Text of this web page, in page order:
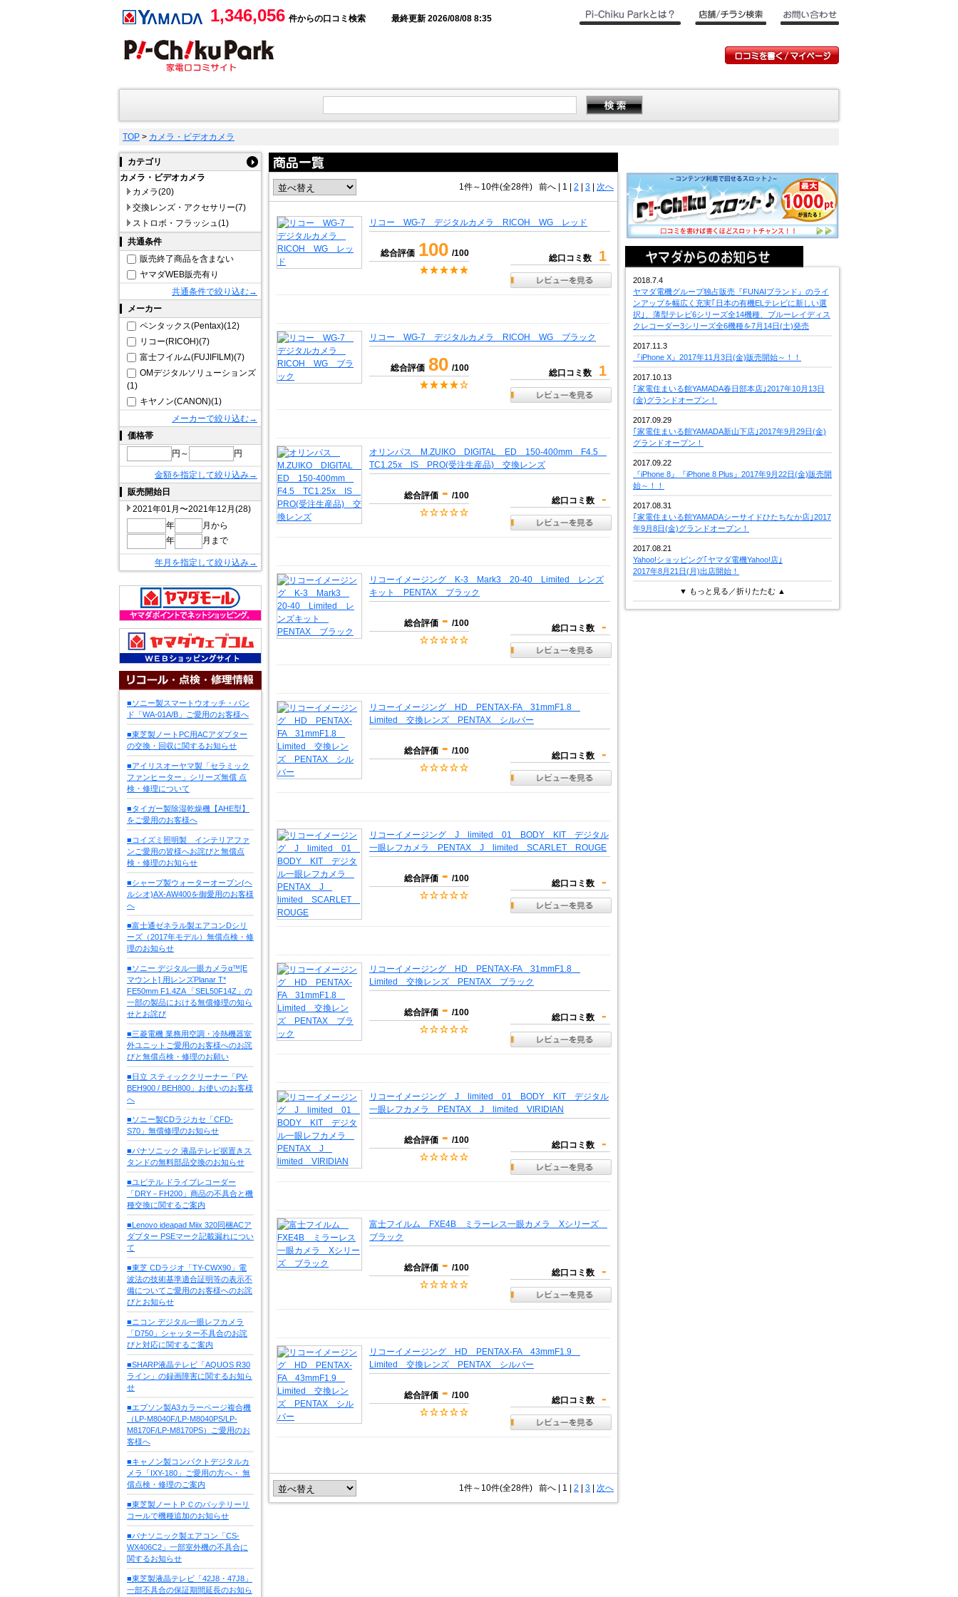
1,346,056 件からの口コミ検索 最終更新 2026/08/08 8:35
TOP > カメラ・ビデオカメラ
カテゴリ
カメラ・ビデオカメラ
カメラ(20)
交換レンズ・アクセサリー(7)
ストロボ・フラッシュ(1)
共通条件
販売終了商品を含まない
ヤマダWEB販売有り
共通条件で絞り込む→
メーカー
ペンタックス(Pentax)(12)
リコー(RICOH)(7)
富士フイルム(FUJIFILM)(7)
OMデジタルソリューションズ
(1)
キヤノン(CANON)(1)
メーカーで絞り込む→
価格帯
円～
円
金額を指定して絞り込み→
販売開始日
2021年01月〜2021年12月(28)
年
月から
年
月まで
年月を指定して絞り込み→
■ソニー製スマートウオッチ・バン
ド「WA-01A/B」ご愛用のお客様へ
■東芝製ノートPC用ACアダプター
の交換・回収に関するお知らせ
■アイリスオーヤマ製「セラミック
ファンヒーター」シリーズ無償 点
検・修理について
■タイガー製除湿乾燥機【AHE型】
をご愛用のお客様へ
■コイズミ照明製 インテリアファ
ンご愛用の皆様へお詫びと無償点
検・修理のお知らせ
■シャープ製ウォーターオーブン(ヘ
ルシオ)AX-AW400を御愛用のお客様
へ
■富士通ゼネラル製エアコンDシリ
ーズ（2017年モデル）無償点検・修
理のお知らせ
■ソニー デジタル一眼カメラα™[E
マウント] 用レンズPlanar T*
FE50mm F1.4ZA 「SEL50F14Z」の
一部の製品における無償修理の知ら
せとお詫び
■三菱電機 業務用空調・冷熱機器室
外ユニットご愛用のお客様へのお詫
びと無償点検・修理のお願い
■日立 スティッククリーナー「PV-
BEH900 / BEH800」お使いのお客様
へ
■ソニー製CDラジカセ「CFD-
S70」無償修理のお知らせ
■パナソニック 液晶テレビ据置きス
タンドの無料部品交換のお知らせ
■ユピテル ドライブレコーダー
「DRY－FH200」商品の不具合と機
種交換に関するご案内
■Lenovo ideapad Miix 320同梱ACア
ダプター PSEマーク記載漏れについ
て
■東芝 CDラジオ「TY-CWX90」電
波法の技術基準適合証明等の表示不
備についてご愛用のお客様へのお詫
びとお知らせ
■ニコン デジタル一眼レフカメラ
「D750」シャッター不具合のお詫
びと対応に関するご案内
■SHARP液晶テレビ「AQUOS R30
ライン」の録画障害に関するお知ら
せ
■エプソン製A3カラーページ複合機
（LP-M8040F/LP-M8040PS/LP-
M8170F/LP-M8170PS）ご愛用のお
客様へ
■キャノン製コンパクトデジタルカ
メラ「IXY-180」ご愛用の方へ・ 無
償点検・修理のご案内
■東芝製ノートＰＣのバッテリーリ
コールで機種追加のお知らせ
■パナソニック製エアコン「CS-
WX406C2」一部室外機の不具合に
関するお知らせ
■東芝製液晶テレビ「42J8・47J8」
一部不具合の保証期間延長のお知ら
1件～10件(全28件) 前へ 1 | 2 3 次へ
リコー WG-7 デジタルカメラ RICOH WG レッド
総合評価 100 /100 総口コミ数 1
リコー WG-7 デジタルカメラ RICOH WG ブラック
総合評価 80 /100 総口コミ数 1
オリンパス M.ZUIKO DIGITAL ED 150-400mm F4.5
TC1.25x IS PRO(受注生産品) 交換レンズ
総合評価 - /100 総口コミ数 -
リコーイメージング K-3 Mark3 20-40 Limited レンズ
キット PENTAX ブラック
総合評価 - /100 総口コミ数 -
リコーイメージング HD PENTAX-FA 31mmF1.8
Limited 交換レンズ PENTAX シルバー
総合評価 - /100 総口コミ数 -
リコーイメージング J limited 01 BODY KIT デジタル
一眼レフカメラ PENTAX J limited SCARLET ROUGE
総合評価 - /100 総口コミ数 -
リコーイメージング HD PENTAX-FA 31mmF1.8
Limited 交換レンズ PENTAX ブラック
総合評価 - /100 総口コミ数 -
リコーイメージング J limited 01 BODY KIT デジタル
一眼レフカメラ PENTAX J limited VIRIDIAN
総合評価 - /100 総口コミ数 -
富士フイルム FXE4B ミラーレス一眼カメラ Xシリーズ
ブラック
総合評価 - /100 総口コミ数 -
リコーイメージング HD PENTAX-FA 43mmF1.9
Limited 交換レンズ PENTAX シルバー
総合評価 - /100 総口コミ数 -
1件～10件(全28件) 前へ 1 | 2 3 次へ
2018.7.4
ヤマダ電機グループ独占販売『FUNAIブランド』のライ
ンアップを幅広く充実｢日本の有機ELテレビに新しい選
択｣、薄型テレビ6シリーズ全14機種、ブルーレイディス
クレコーダー3シリーズ全6機種を7月14日(土)発売
2017.11.3
『iPhone X』2017年11月3日(金)販売開始～！！
2017.10.13
｢家電住まいる館YAMADA春日部本店｣2017年10月13日
(金)グランドオープン！
2017.09.29
｢家電住まいる館YAMADA新山下店｣2017年9月29日(金)
グランドオープン！
2017.09.22
『iPhone 8』『iPhone 8 Plus』2017年9月22日(金)販売開
始～！！
2017.08.31
｢家電住まいる館YAMADAシーサイドひたちなか店｣2017
年9月8日(金)グランドオープン！
2017.08.21
Yahoo!ショッピング｢ヤマダ電機Yahoo!店｣
2017年8月21日(月)出店開始！
▼ もっと見る／折りたたむ ▲